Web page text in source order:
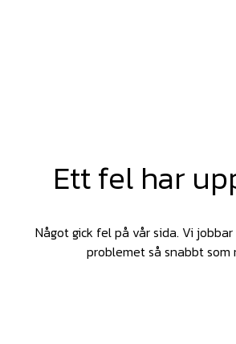
Ett fel har
Något gick fel på vår sida. Vi
problemet så snabbt som